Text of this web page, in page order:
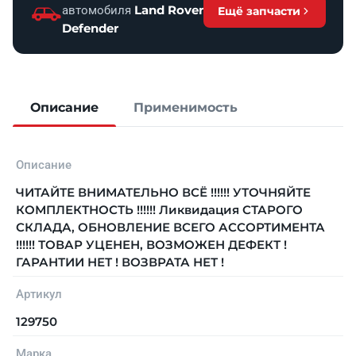
автомобиля Land Rover
Defender
Ещё запчасти
Описание Применимость
Описание
ЧИТАЙТЕ ВНИМАТЕЛЬНО ВСЁ !!!!!! УТОЧНЯЙТЕ
КОМПЛЕКТНОСТЬ !!!!!! Ликвидация СТАРОГО
СКЛАДА, ОБНОВЛЕНИЕ ВСЕГО АССОРТИМЕНТА
!!!!!! ТОВАР УЦЕНЕН, ВОЗМОЖЕН ДЕФЕКТ !
ГАРАНТИИ НЕТ ! ВОЗВРАТА НЕТ !
Артикул
129750